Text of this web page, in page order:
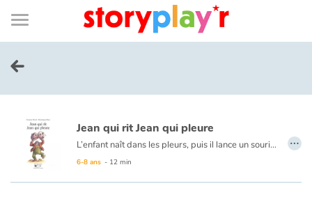
Connexion
Bibliothèque
de
page
Menu
Je me connecte
Tester gratuitement
Bibliothèque
Jean qui rit Jean qui pleure
L’enfant naît dans les pleurs, puis il lance un sourire, puis de nouveau il pleure de nouveau il sourit. Soudain il rit.
6-8 ans - 12 min
…